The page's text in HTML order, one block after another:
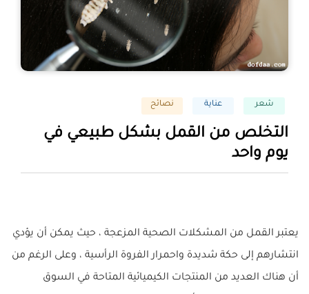
شعر عناية نصائح
التخلص من القمل بشكل طبيعي في
يوم واحد
يعتبر القمل من المشكلات الصحية المزعجة ، حيث يمكن أن يؤدي
انتشارهم إلى حكة شديدة واحمرار الفروة الرأسية ، وعلى الرغم من
أن هناك العديد من المنتجات الكيميائية المتاحة في السوق